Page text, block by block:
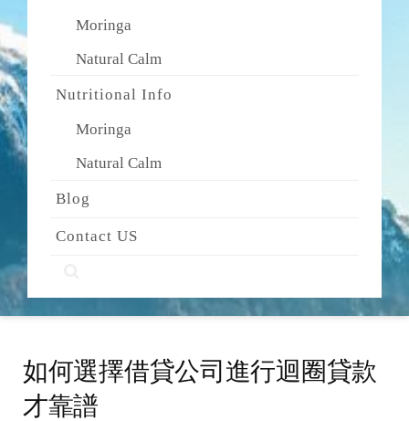
Moringa
Natural Calm
Nutritional Info
Moringa
Natural Calm
Blog
Contact US
如何選擇借貸公司進行迴圈貸款
才靠譜